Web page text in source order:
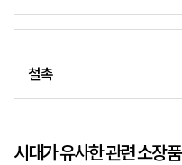
철촉
시대가 유사한 관련 소장품